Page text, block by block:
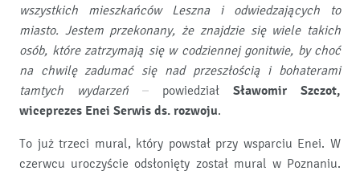
wszystkich mieszkańców Leszna i odwiedzających to
miasto. Jestem przekonany, że znajdzie się wiele takich
osób, które zatrzymają się w codziennej gonitwie, by choć
na chwilę zadumać się nad przeszłością i bohaterami
tamtych wydarzeń – powiedział Sławomir Szczot,
wiceprezes Enei Serwis ds. rozwoju.
To już trzeci mural, który powstał przy wsparciu Enei. W
czerwcu uroczyście odsłonięty został mural w Poznaniu.